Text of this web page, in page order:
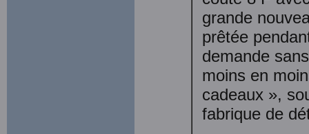
grande
prêtée
demande
moins en
cadeaux »,
fabrique de